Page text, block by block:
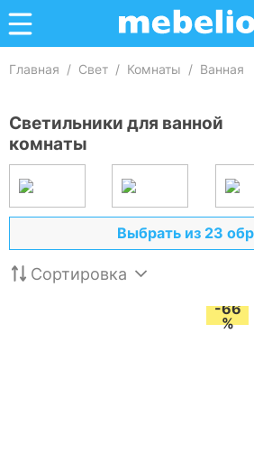
Главная / Свет / Комнаты / Ванная
Светильники для ванной
комнаты
Выбрать из 23
Сортировка
-66
%